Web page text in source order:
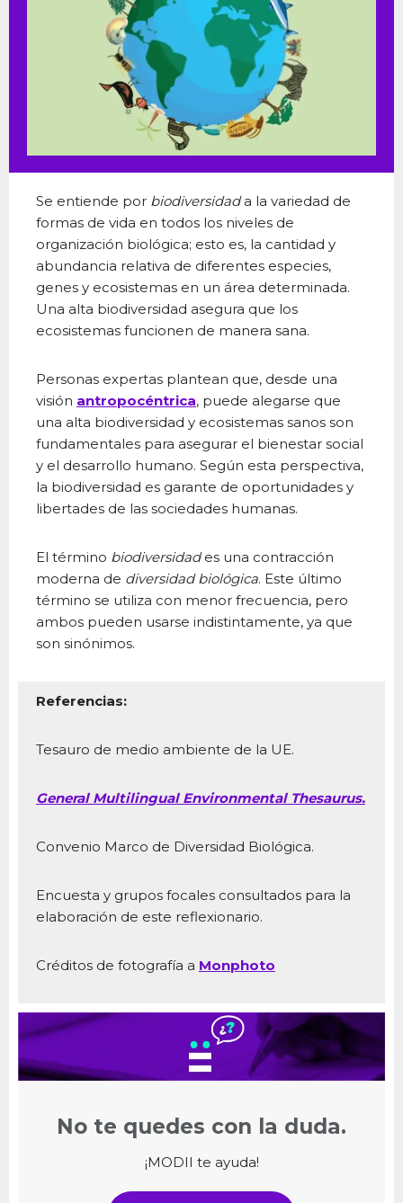
Se entiende por biodiversidada la variedad de
formas de vida en todos los niveles de
organización biológica; esto es, la cantidad y
abundancia relativa de diferentes especies,
genes y ecosistemas en un área determinada.
Una alta biodiversidad asegura que los
ecosistemas funcionen de manera sana.
Personas expertas plantean que, desde una
visión antropocéntrica, puede alegarse que
una alta biodiversidad y ecosistemas sanos son
fundamentales para asegurar el bienestar social
y el desarrollo humano. Según esta perspectiva,
la biodiversidad es garante de oportunidades y
libertades de las sociedades humanas.
El término biodiversidades una contracción
moderna de diversidad biológica. Este último
término se utiliza con menor frecuencia, pero
ambos pueden usarse indistintamente, ya que
son sinónimos.
Referencias:
Tesauro de medio ambiente de la UE.
General Multilingual Environmental Thesaurus.
Convenio Marco de Diversidad Biológica.
Encuesta y grupos focales consultados para la
elaboración de este reflexionario.
Créditos de fotografía a Monphoto
No te quedes con la duda.
¡MODII te ayuda!